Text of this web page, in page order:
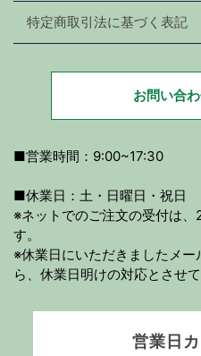
特定商取引法に基づく表記
お問い合
■営業時間：9:00~17:30
■休業日：土・日曜日・祝日
※ネットでのご注文の受付は
す。
※休業日にいただきましたメ
ら、休業日明けの対応とさせ
営業日